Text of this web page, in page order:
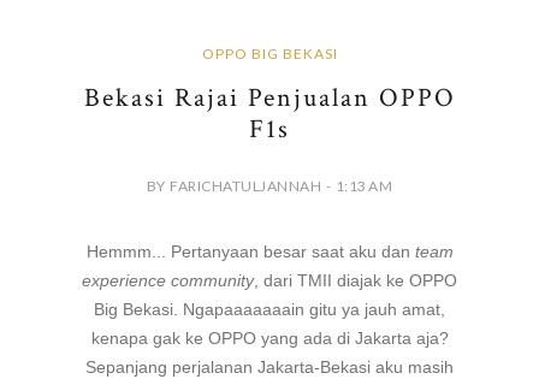
OPPO BIG BEKASI
Bekasi Rajai Penjualan OPPO
F1s
BY FARICHATULJANNAH - 1:13 AM
Hemmm... Pertanyaan besar saat aku dan team
experience community, dari TMII diajak ke OPPO
Big Bekasi. Ngapaaaaaaain gitu ya jauh amat,
kenapa gak ke OPPO yang ada di Jakarta aja?
Sepanjang perjalanan Jakarta-Bekasi aku masih